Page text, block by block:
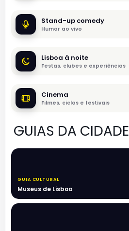
Stand-up comedy
Humor ao vivo
Lisboa à noite
Festas, clubes e experiências
Cinema
Filmes, ciclos e festivais
GUIAS DA CIDADE
GUIA CULTURAL
Museus de Lisboa